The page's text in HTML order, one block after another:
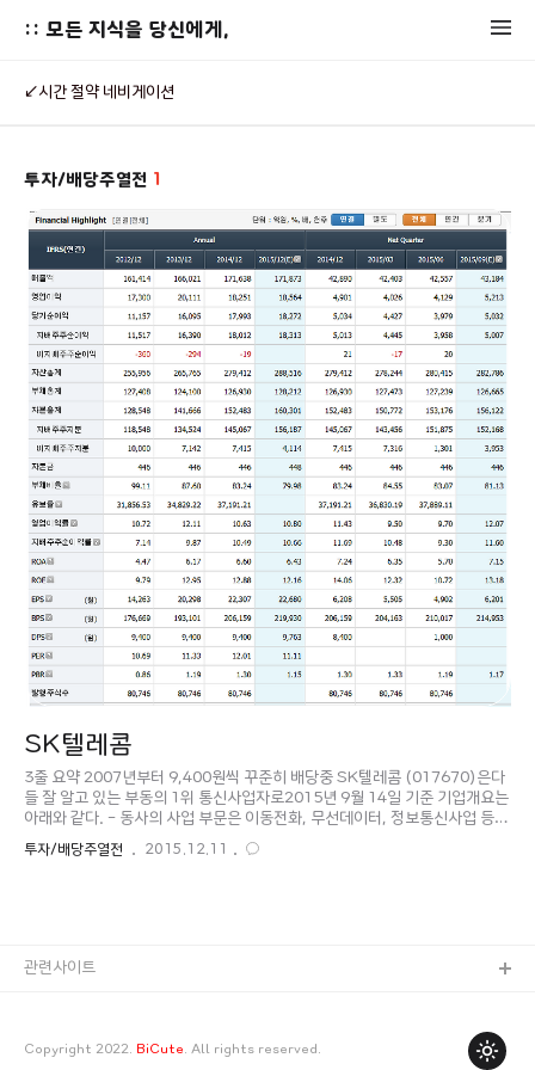
:: 모든 지식을 당신에게,
↙시간 절약 네비게이션
투자/배당주열전 1
SK텔레콤
3줄 요약 2007년부터 9,400원씩 꾸준히 배당중 SK텔레콤 (017670)은다
들 잘 알고 있는 부동의 1위 통신사업자로2015년 9월 14일 기준 기업개요는
아래와 같다. - 동사의 사업 부문은 이동전화, 무선데이터, 정보통신사업 등의
무선통신사업과 전화, 초고속인터넷, 데이터 및 통신망 임대서비스 등을 포함
한 유선통신사업, 플랫폼 서비스 인터넷포털 서비스 등의 기타사업으로 구별
였음 - TV사업..
투자/배당주열전 2015.12.11
Copyright 2022. BiCute. All rights reserved.
관련사이트